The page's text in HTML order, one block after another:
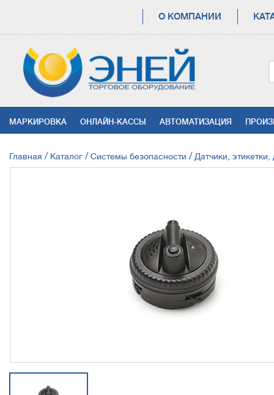
НАВИГАЦИЯ
О КОМПАНИИ
УСЛУГИ
МАРКИРОВКА ОНЛАЙН-КАССЫ АВТОМАТИЗАЦИЯ
СТРОКА
НАВИГАЦИИ
Главная Каталог Системы безопасности Датчики,